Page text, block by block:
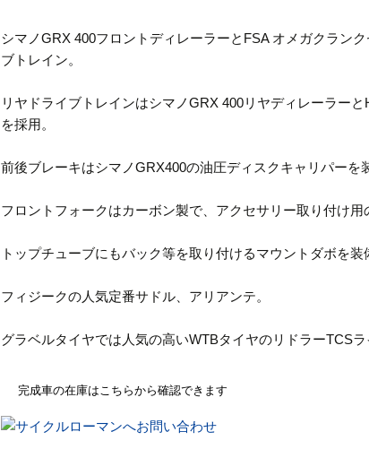
シマノGRX 400フロントディレーラーとFSA オメガクラン
ブトレイン。
リヤドライブトレインはシマノGRX 400リヤディレーラー
を採用。
前後ブレーキはシマノGRX400の油圧ディスクキャリパーを
フロントフォークはカーボン製で、アクセサリー取り付け用
トップチューブにもバック等を取り付けるマウントダボを装
フィジークの人気定番サドル、アリアンテ。
グラベルタイヤでは人気の高いWTBタイヤのリドラーTCSラ
完成車の在庫はこちらから確認できます